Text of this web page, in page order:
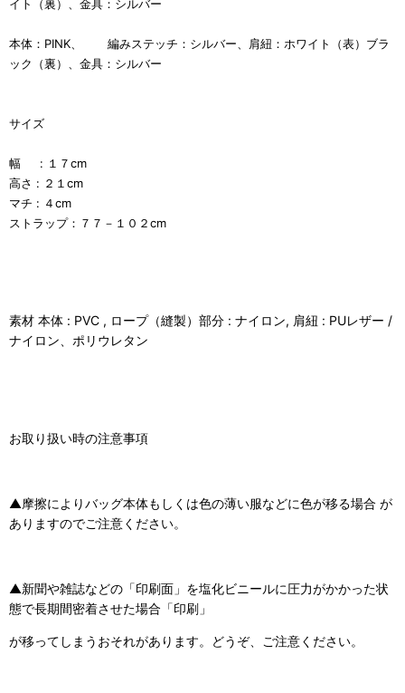
イト（裏）、金具：シルバー
本体：PINK、 編みステッチ：シルバー、肩紐：ホワイト（表）ブラ
ック（裏）、金具：シルバー
サイズ
幅 : １７cm
高さ : ２１cm
マチ : ４cm
ストラップ：７７－１０２cm
素材 本体 : PVC , ロープ（縫製）部分 : ナイロン, 肩紐 : PUレザー /
ナイロン、ポリウレタン
お取り扱い時の注意事項
▲摩擦によりバッグ本体もしくは色の薄い服などに色が移る場合 が
ありますのでご注意ください。
▲新聞や雑誌などの「印刷面」を塩化ビニールに圧力がかかった状
態で長期間密着させた場合「印刷」
が移ってしまうおそれがあります。どうぞ、ご注意ください。